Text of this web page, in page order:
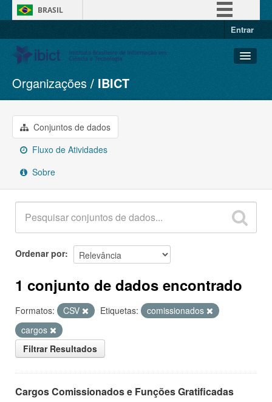
BRASIL
Entrar
Conjuntos de dados
Organizações
Grupos
Sobre
Organizações IBICT
Conjuntos de dados
Fluxo de Atividades
Sobre
Ordenar por
1 conjunto de dados encontrado
Formatos: CSV Etiquetas:
comissionados
cargos
Filtrar Resultados
Cargos Comissionados e Funções Gratificadas